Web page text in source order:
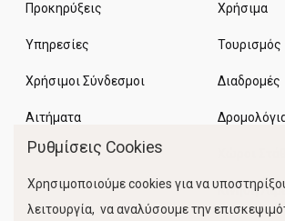
Προκηρύξεις
Υπηρεσίες
Χρήσιμοι Σύνδεσμοι
Αιτήματα
Χρήσιμα
Τουρισμός
Διαδρομές
Κίνηση
Ρυθμίσεις Cookies
Χρησιμοποιούμε cookies για να
λειτουργία, να αναλύσουμε την